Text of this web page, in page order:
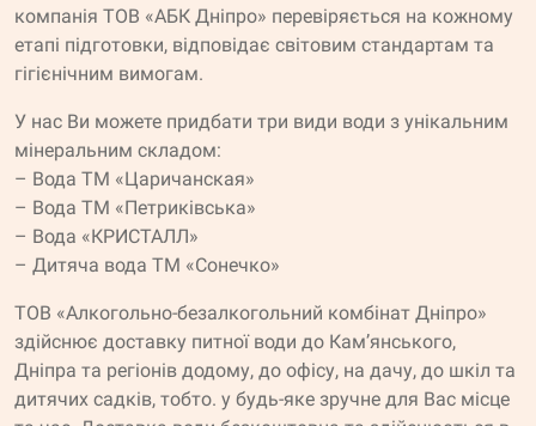
компанія ТОВ «АБК Дніпро» перевіряється на кожному
етапі підготовки, відповідає світовим стандартам та
гігієнічним вимогам.
У нас Ви можете придбати три види води з унікальним
мінеральним складом:
– Вода ТМ «Царичанская»
– Вода ТМ «Петриківська»
– Вода «КРИСТАЛЛ»
– Дитяча вода ТМ «Сонечко»
ТОВ «Алкогольно-безалкогольний комбінат Дніпро»
здійснює доставку питної води до Кам’янського,
Дніпра та регіонів додому, до офісу, на дачу, до шкіл та
дитячих садків, тобто. у будь-яке зручне для Вас місце